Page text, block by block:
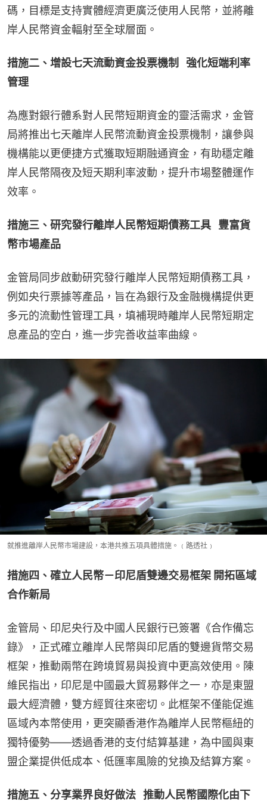
碼，目標是支持實體經濟更廣泛使用人民幣，並將離
岸人民幣資金輻射至全球層面。
措施二、增設七天流動資金投票機制   強化短端利率
管理
為應對銀行體系對人民幣短期資金的靈活需求，金管
局將推出七天離岸人民幣流動資金投票機制，讓參與
機構能以更便捷方式獲取短期融通資金，有助穩定離
岸人民幣隔夜及短天期利率波動，提升市場整體運作
效率。
措施三、研究發行離岸人民幣短期債務工具   豐富貨
幣市場產品
金管局同步啟動研究發行離岸人民幣短期債務工具，
例如央行票據等產品，旨在為銀行及金融機構提供更
多元的流動性管理工具，填補現時離岸人民幣短期定
息產品的空白，進一步完善收益率曲線。
就推進離岸人民幣市場建設，本港共推五項具體措施。﹙路透社﹚
措施四、確立人民幣－印尼盾雙邊交易框架 開拓區域
合作新局
金管局、印尼央行及中國人民銀行已簽署《合作備忘
錄》，正式確立離岸人民幣與印尼盾的雙邊貨幣交易
框架，推動兩幣在跨境貿易與投資中更高效使用。陳
維民指出，印尼是中國最大貿易夥伴之一，亦是東盟
最大經濟體，雙方經貿往來密切。此框架不僅能促進
區域內本幣使用，更突顯香港作為離岸人民幣樞紐的
獨特優勢——透過香港的支付結算基建，為中國與東
盟企業提供低成本、低匯率風險的兌換及結算方案。
措施五、分享業界良好做法   推動人民幣國際化由下